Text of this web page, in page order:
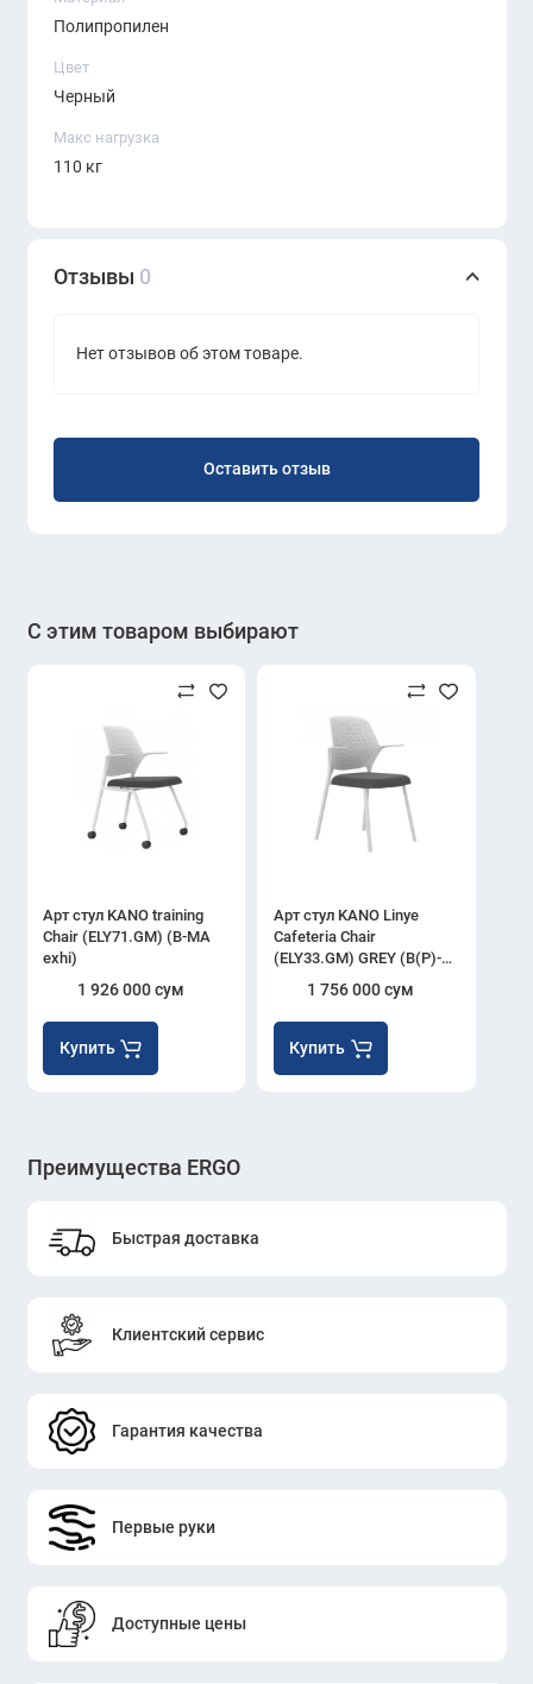
Полипропилен
Цвет
Черный
Макс нагрузка
110 кг
Отзывы 0
Нет отзывов об этом товаре.
Оставить отзыв
С этим товаром выбирают
Арт стул KANO training
Chair (ELY71.GM) (B-MA
exhi)
1 926 000 сум
Купить
Арт стул KANO Linye
Cafeteria Chair
(ELY33.GM) GREY (B(P)-
MA06)
1 756 000 сум
Купить
Преимущества ERGO
Быстрая доставка
Клиентский сервис
Гарантия качества
Первые руки
Доступные цены